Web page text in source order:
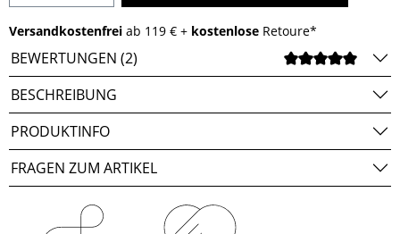
Versandkostenfrei ab 119 € + kostenlose Retoure*
BEWERTUNGEN (2)
BESCHREIBUNG
PRODUKTINFO
FRAGEN ZUM ARTIKEL